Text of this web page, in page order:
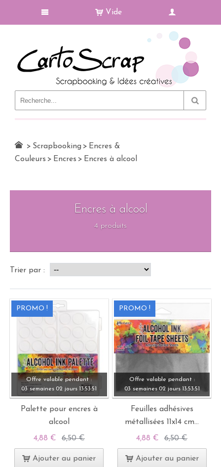
Vide
> Scrapbooking > Encres &
Couleurs > Encres > Encres à alcool
Encres à alcool
4 produits
Trier par :
PROMO !
Offre valable pendant :
03 semaines 02 jours 13:53:50
Palette pour encres à
alcool
4,88 € 6,50 €
Ajouter au panier
PROMO !
Offre valable pendant :
03 semaines 02 jours 13:53:50
Feuilles adhésives
métallisées 11x14 cm...
4,88 € 6,50 €
Ajouter au panier